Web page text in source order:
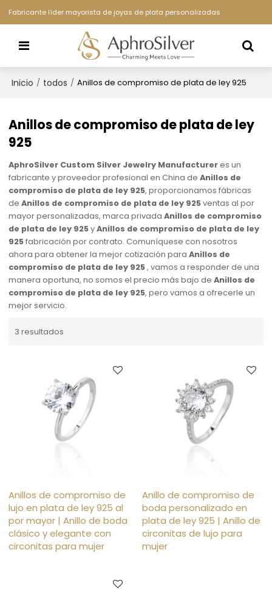
Fabricante líder mayorista de joyas de plata personalizadas
Inicio / todos / Anillos de compromiso de plata de ley 925
Anillos de compromiso de plata de ley
925
AphroSilver Custom Silver Jewelry Manufactureres un
fabricante y proveedor profesional en China deAnillos de
compromiso de plata de ley 925, proporcionamos fábricas
deAnillos de compromiso de plata de ley 925ventas al por
mayor personalizadas, marca privadaAnillos de compromiso
de plata de ley 925yAnillos de compromiso de plata de ley
925fabricación por contrato. Comuníquese con nosotros
ahora para obtener la mejor cotización paraAnillos de
compromiso de plata de ley 925, vamos a responder de una
manera oportuna, no somos el precio más bajo deAnillos de
compromiso de plata de ley 925, pero vamos a ofrecerle un
mejor servicio.
3 resultados
Anillos de compromiso de
lujo en plata de ley 925 al
por mayor | Anillo de boda
clásico y elegante con
circonitas para mujer
Anillo de compromiso de
boda personalizado en
plata de ley 925 | Anillo de
circonitas de lujo para
mujer